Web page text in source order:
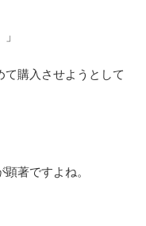
購入させようとして
著ですよね。